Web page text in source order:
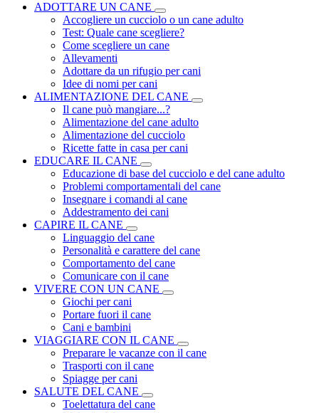
ADOTTARE UN CANE
Accogliere un cucciolo o un cane adulto
Test: Quale cane scegliere?
Come scegliere un cane
Allevamenti
Adottare da un rifugio per cani
Idee di nomi per cani
ALIMENTAZIONE DEL CANE
Il cane può mangiare...?
Alimentazione del cane adulto
Alimentazione del cucciolo
Ricette fatte in casa per cani
EDUCARE IL CANE
Educazione di base del cucciolo e del cane adulto
Problemi comportamentali del cane
Insegnare i comandi al cane
Addestramento dei cani
CAPIRE IL CANE
Linguaggio del cane
Personalità e carattere del cane
Comportamento del cane
Comunicare con il cane
VIVERE CON UN CANE
Giochi per cani
Portare fuori il cane
Cani e bambini
VIAGGIARE CON IL CANE
Preparare le vacanze con il cane
Trasporti con il cane
Spiagge per cani
SALUTE DEL CANE
Toelettatura del cane